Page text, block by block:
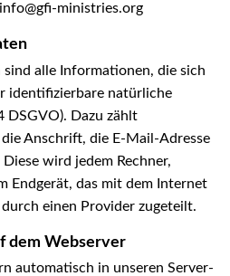
ministries.org
sind alle Informationen, die sich
identifizierbare natürliche
DSGVO). Dazu zählt
Anschrift, die E-Mail-Adresse
wird jedem Rechner,
Endgerät, das mit dem Internet
einen Provider zugeteilt.
dem Webserver
automatisch in unseren Server-